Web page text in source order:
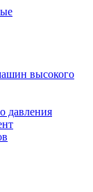
высокого
давления